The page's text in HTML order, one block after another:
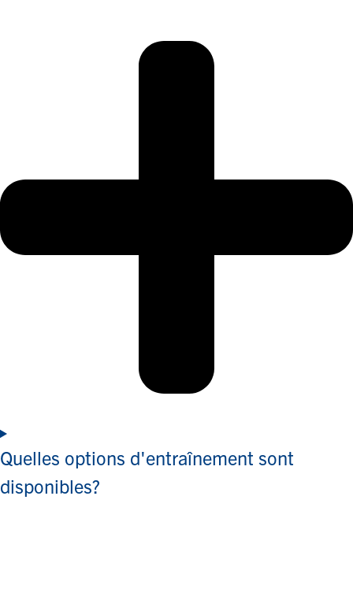
Quelles options d'entraînement sont
disponibles?